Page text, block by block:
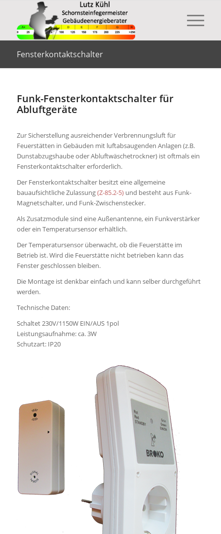
Fensterkontaktschalter
Funk-Fensterkontaktschalter für
Abluftgeräte
Zur Sicherstellung ausreichender Verbrennungsluft für
Feuerstätten in Gebäuden mit luftabsaugenden Anlagen (z.B.
Dunstabzugshaube oder Abluftwäschetrockner) ist oftmals ein
Fensterkontaktschalter erforderlich.
Der Fensterkontaktschalter besitzt eine allgemeine
bauaufsichtliche Zulassung(Z-85.2-5)und besteht aus Funk-
Magnetschalter, und Funk-Zwischenstecker.
Als Zusatzmodule sind eine Außenantenne, ein Funkverstärker
oder ein Temperatursensor erhältlich.
Der Temperatursensor überwacht, ob die Feuerstätte im
Betrieb ist. Wird die Feuerstätte nicht betrieben kann das
Fenster geschlossen bleiben.
Die Montage ist denkbar einfach und kann selber durchgeführt
werden.
Technische Daten:
Schaltet 230V/1150W EIN/AUS 1pol
Leistungsaufnahme: ca. 3W
Schutzart: IP20